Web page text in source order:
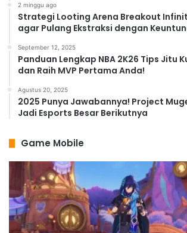
2 minggu ago
Strategi Looting Arena Breakout
agar Pulang Ekstraksi dengan
September 12, 2025
Panduan Lengkap NBA 2K26 Tips Jitu
dan Raih MVP Pertama Anda!
Agustus 20, 2025
2025 Punya Jawabannya! Project
Jadi Esports Besar Berikutnya
Game Mobile